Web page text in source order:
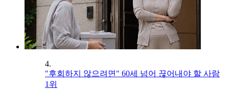
4.
"후회하지 않으려면" 60세 넘어 끊어내야 할 사람
1위